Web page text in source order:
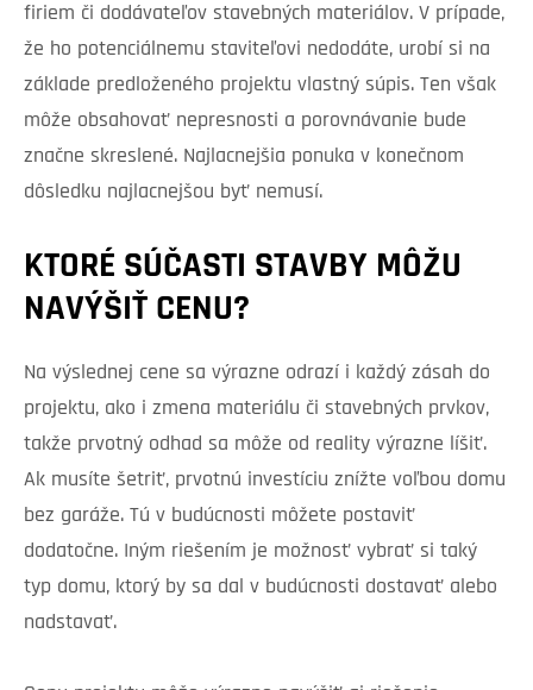
firiem či dodávateľov stavebných materiálov. V prípade,
že ho potenciálnemu staviteľovi nedodáte, urobí si na
základe predloženého projektu vlastný súpis. Ten však
môže obsahovať nepresnosti a porovnávanie bude
značne skreslené. Najlacnejšia ponuka v konečnom
dôsledku najlacnejšou byť nemusí.
KTORÉ SÚČASTI STAVBY MÔŽU
NAVÝŠIŤ CENU?
Na výslednej cene sa výrazne odrazí i každý zásah do
projektu, ako i zmena materiálu či stavebných prvkov,
takže prvotný odhad sa môže od reality výrazne líšiť.
Ak musíte šetriť, prvotnú investíciu znížte voľbou domu
bez garáže. Tú v budúcnosti môžete postaviť
dodatočne. Iným riešením je možnosť vybrať si taký
typ domu, ktorý by sa dal v budúcnosti dostavať alebo
nadstavať.